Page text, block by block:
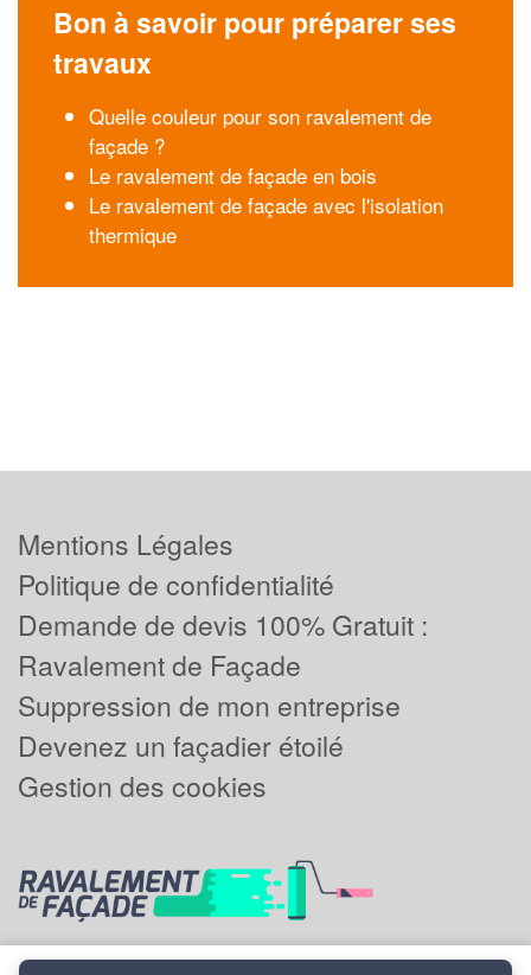
Bon à savoir pour préparer ses
travaux
Quelle couleur pour son ravalement de
façade ?
Le ravalement de façade en bois
Le ravalement de façade avec l'isolation
thermique
Mentions Légales
Politique de confidentialité
Demande de devis 100% Gratuit :
Ravalement de Façade
Suppression de mon entreprise
Devenez un façadier étoilé
Gestion des cookies